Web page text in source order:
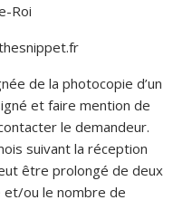
Roi
de la photocopie d’un
et faire mention de
le demandeur.
suivant la réception
être prolongé de deux
et/ou le nombre de